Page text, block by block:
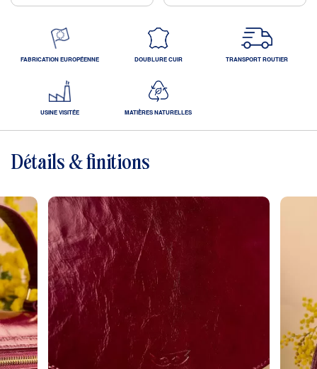
FABRICATION EUROPÉENNE DOUBLURE CUIR TRANSPORT ROUTIER
USINE VISITÉE MATIÈRES NATURELLES
Détails & finitions